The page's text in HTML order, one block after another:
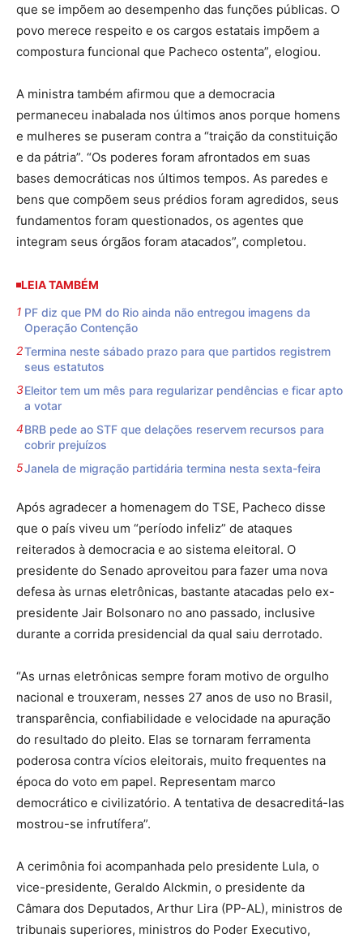
que se impõem ao desempenho das funções públicas. O
povo merece respeito e os cargos estatais impõem a
compostura funcional que Pacheco ostenta”, elogiou.
A ministra também afirmou que a democracia
permaneceu inabalada nos últimos anos porque homens
e mulheres se puseram contra a “traição da constituição
e da pátria”. “Os poderes foram afrontados em suas
bases democráticas nos últimos tempos. As paredes e
bens que compõem seus prédios foram agredidos, seus
fundamentos foram questionados, os agentes que
integram seus órgãos foram atacados”, completou.
LEIA TAMBÉM
PF diz que PM do Rio ainda não entregou imagens da
Operação Contenção
Termina neste sábado prazo para que partidos registrem
seus estatutos
Eleitor tem um mês para regularizar pendências e ficar apto
a votar
BRB pede ao STF que delações reservem recursos para
cobrir prejuízos
Janela de migração partidária termina nesta sexta-feira
Após agradecer a homenagem do TSE, Pacheco disse
que o país viveu um “período infeliz” de ataques
reiterados à democracia e ao sistema eleitoral. O
presidente do Senado aproveitou para fazer uma nova
defesa às urnas eletrônicas, bastante atacadas pelo ex-
presidente Jair Bolsonaro no ano passado, inclusive
durante a corrida presidencial da qual saiu derrotado.
“As urnas eletrônicas sempre foram motivo de orgulho
nacional e trouxeram, nesses 27 anos de uso no Brasil,
transparência, confiabilidade e velocidade na apuração
do resultado do pleito. Elas se tornaram ferramenta
poderosa contra vícios eleitorais, muito frequentes na
época do voto em papel. Representam marco
democrático e civilizatório. A tentativa de desacreditá-las
mostrou-se infrutífera”.
A cerimônia foi acompanhada pelo presidente Lula, o
vice-presidente, Geraldo Alckmin, o presidente da
Câmara dos Deputados, Arthur Lira (PP-AL), ministros de
tribunais superiores, ministros do Poder Executivo,